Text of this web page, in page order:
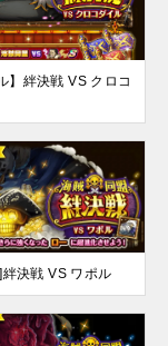
】絆決戦 VS クロコ
決戦 VS ワポル